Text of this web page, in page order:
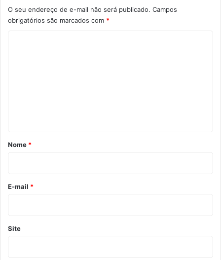
O seu endereço de e-mail não será publicado. Campos
obrigatórios são marcados com *
r
o
*
Nome *
E-mail *
Site